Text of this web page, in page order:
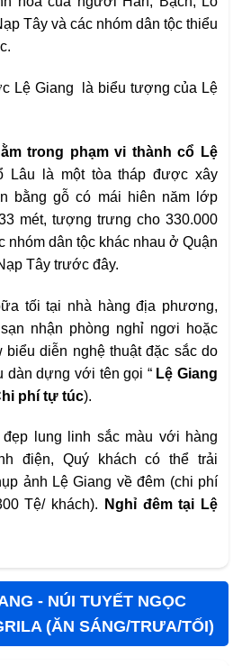
Tây và các nhóm dân tộc thiểu
Lệ Giang là biểu tượng của Lệ
trong phạm vi thành cổ Lệ
Lâu là một tòa tháp được xây
bằng gỗ có mái hiên năm lớp
mét, tượng trưng cho 330.000
nhóm dân tộc khác nhau ở Quận
Tây trước đây.
tối tại nhà hàng địa phương,
nhận phòng nghỉ ngơi hoặc
diễn nghệ thuật đặc sắc do
dàn dựng với tên gọi “ Lệ Giang
phí tự túc).
lung linh sắc màu với hàng
điện, Quý khách có thể trải
ảnh Lệ Giang về đêm (chi phí
Tệ/ khách).
Nghỉ đêm tại Lệ
- NÚI TUYẾT NGỌC
(ĂN SÁNG/TRƯA/TỐI)